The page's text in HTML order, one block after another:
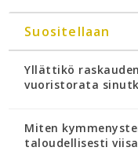
Suositellaan
Yllättikö
vuoristorata
Miten
taloudellisesti